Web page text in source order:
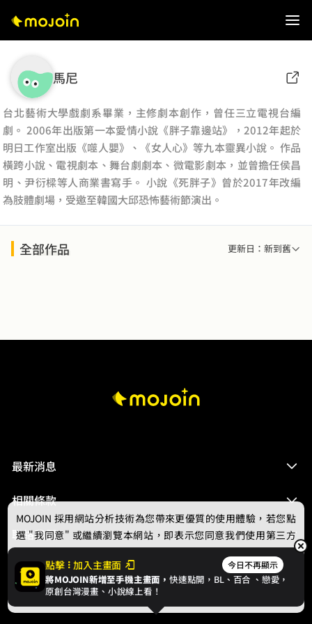
馬尼
台北藝術大學戲劇系畢業，主修劇本創作，曾任三立電視台編
劇。 2006年出版第一本愛情小說《胖子靠邊站》，2012年起於
明日工作室出版《噬人嬰》、《女人心》等九本靈異小說。 作品
橫跨小說、電視劇本、舞台劇劇本、微電影劇本，並曾擔任侯昌
明、尹衍樑等人商業書寫手。 小說《死胖子》曾於2017年改編
為肢體劇場，受邀至韓國大邱恐怖藝術節演出。
全部作品 更新日：新到舊
最新消息
相關條款
聯絡我們
© 2024 gamania Digital Entertainment Co., Ltd.
點擊 加入主畫面 今日不再顯示
將MOJOIN新增至手機主畫面，快速點開，BL、 百合 、戀愛，
原創台灣漫畫、小說線上看！
MOJOIN 採用網站分析技術為您帶來更優質的使用體驗，若您點
選 "我同意" 或繼續瀏覽本網站，即表示您同意我們使用第三方
Cookie，欲瞭解更多資訊請見隱私權政策。
我同意